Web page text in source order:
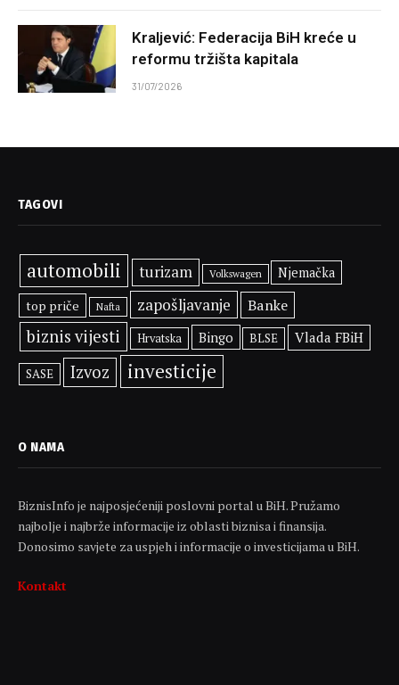
Kraljević: Federacija BiH kreće u
reformu tržišta kapitala
31/07/2026
TAGOVI
automobili turizam Volkswagen
Njemačka
top priče
Nafta zapošljavanje Banke
biznis vijesti Hrvatska Bingo BLSE Vlada FBiH
SASE Izvoz investicije
O NAMA
BiznisInfo je najposjećeniji poslovni portal u BiH. Pružamo
najbolje i najbrže informacije iz oblasti biznisa i finansija.
Donosimo savjete za uspjeh i informacije o investicijama u BiH.
Kontakt